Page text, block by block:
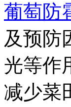
葡萄防
及预防
光等作
减少菜